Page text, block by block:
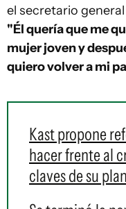
el secretario
"Él quería que me
mujer joven y
quiero volver a mi
Kast propone
hacer frente al
claves de su